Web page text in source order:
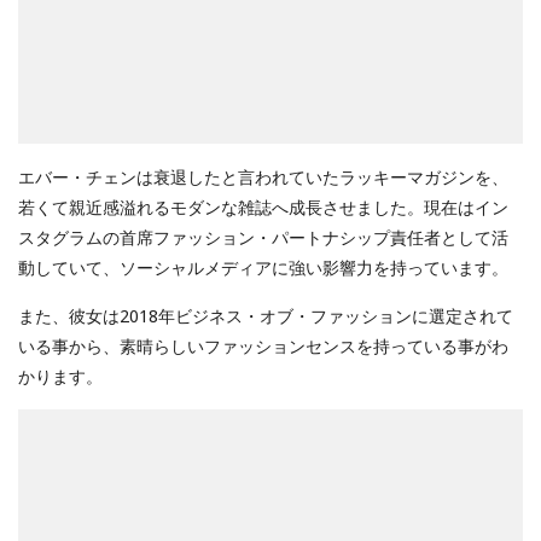
エバー・チェンは衰退したと言われていたラッキーマガジンを、
若くて親近感溢れるモダンな雑誌へ成長させました。現在はイン
スタグラムの首席ファッション・パートナシップ責任者として活
動していて、ソーシャルメディアに強い影響力を持っています。
また、彼女は2018年ビジネス・オブ・ファッションに選定されて
いる事から、素晴らしいファッションセンスを持っている事がわ
かります。